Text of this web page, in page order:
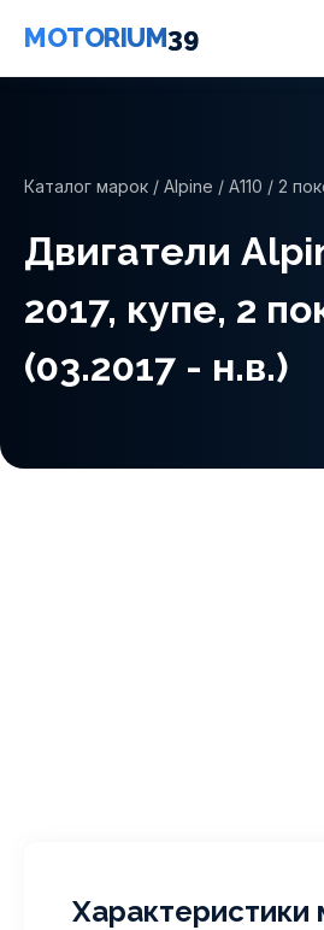
MOTORIUM39
Каталог марок / Alpine / A110 / 2
Двигатели
2017, купе, 2
(03.2017 - н.в.)
Характеристики